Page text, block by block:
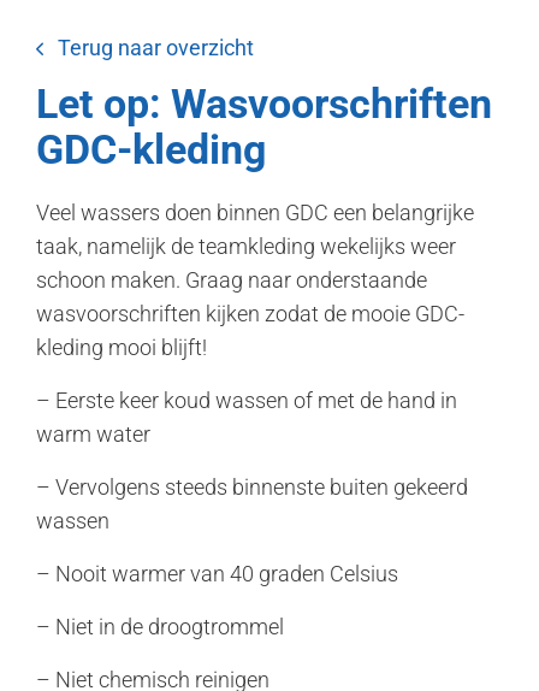
Terug naar overzicht
Let op: Wasvoorschriften
GDC-kleding
Veel wassers doen binnen GDC een belangrijke
taak, namelijk de teamkleding wekelijks weer
schoon maken. Graag naar onderstaande
wasvoorschriften kijken zodat de mooie GDC-
kleding mooi blijft!
– Eerste keer koud wassen of met de hand in
warm water
– Vervolgens steeds binnenste buiten gekeerd
wassen
– Nooit warmer van 40 graden Celsius
– Niet in de droogtrommel
– Niet chemisch reinigen